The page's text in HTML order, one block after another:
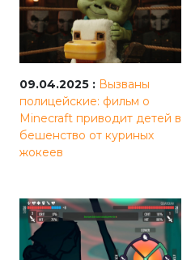
09.04.2025 : Вызваны
полицейские: фильм о
Minecraft приводит детей в
бешенство от куриных
жокеев